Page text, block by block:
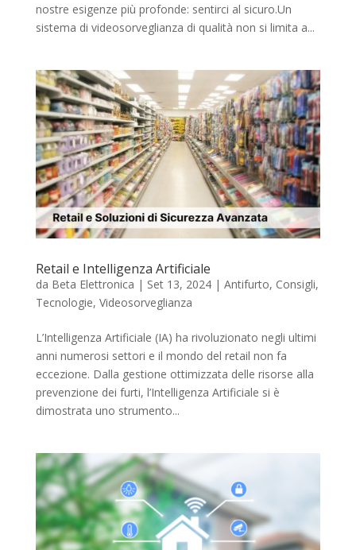
nostre esigenze più profonde: sentirci al sicuro.Un
sistema di videosorveglianza di qualità non si limita a...
Retail e Intelligenza Artificiale
da Beta Elettronica | Set 13, 2024| Antifurto, Consigli,
Tecnologie, Videosorveglianza
L’Intelligenza Artificiale (IA) ha rivoluzionato negli ultimi
anni numerosi settori e il mondo del retail non fa
eccezione. Dalla gestione ottimizzata delle risorse alla
prevenzione dei furti, l’Intelligenza Artificiale si è
dimostrata uno strumento...